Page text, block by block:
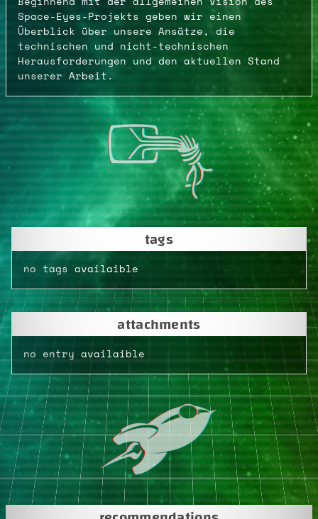
Beginnend mit der allgemeinen Vision des
Space-Eyes-Projekts geben wir einen
Überblick über unsere Ansätze, die
technischen und nicht-technischen
Herausforderungen und den aktuellen Stand
unserer Arbeit.
tags
no tags availaible
attachments
no entry availaible